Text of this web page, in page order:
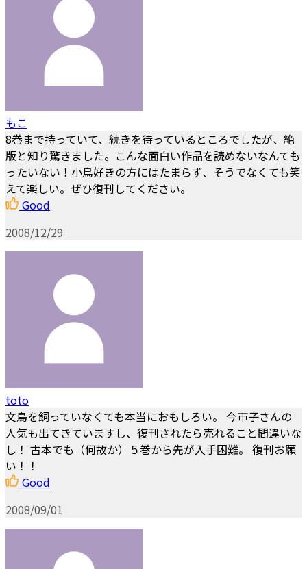
もこ
8巻まで持っていて、続きを待っているところでしたが、絶
版と知り驚きました。こんな面白い作品を読めないなんても
ったいない！小鳥好きの方にはたまらず、そうでなくても笑
えて楽しい。ぜひ復刊してください。
Good
2008/12/29
toto
文鳥を飼っていなくても本当におもしろい。 今市子さんの
人気も出てきていますし、復刊されたら売れること間違いな
し！ 古本でも（何故か）５巻から先が入手困難。 復刊お願
い！！
Good
2008/09/01